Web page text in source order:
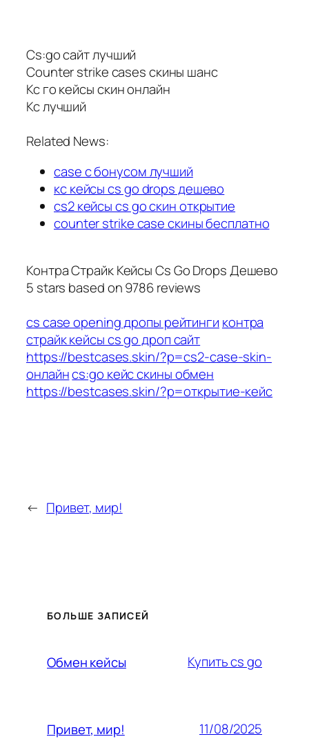
Cs:go сайт лучший
Counter strike cases скины шанс
Кс го кейсы скин онлайн
Кс лучший
Related News:
case с бонусом лучший
кс кейсы cs go drops дешево
cs2 кейсы cs go скин открытие
counter strike case скины бесплатно
Контра Страйк Кейсы Cs Go Drops Дешево
5 stars based on9786reviews
cs case opening дропы рейтинги контра
страйк кейсы cs go дроп сайт
https://bestcases.skin/?p=cs2-case-skin-
онлайнcs:go кейс скины обмен
https://bestcases.skin/?p=открытие-кейс
← Привет, мир!
БОЛЬШЕ ЗАПИСЕЙ
Обмен кейсы Купить cs go
Привет, мир! 11/08/2025